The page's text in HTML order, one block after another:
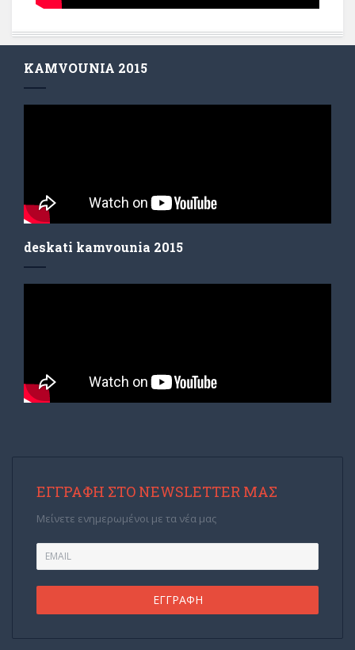
KAMVOUNIA 2015
deskati kamvounia 2015
ΕΓΓΡΑΦΉ ΣΤΟ NEWSLETTER ΜΑΣ
Μείνετε ενημερωμένοι με τα νέα μας